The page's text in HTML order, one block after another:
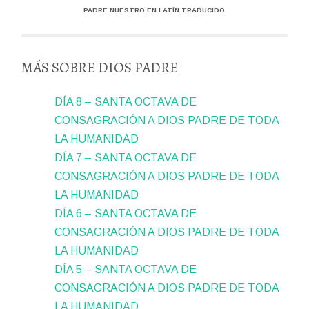
PADRE NUESTRO EN LATÍN TRADUCIDO
MÁS SOBRE DIOS PADRE
DÍA 8 – SANTA OCTAVA DE
CONSAGRACIÓN A DIOS PADRE DE TODA
LA HUMANIDAD
DÍA 7 – SANTA OCTAVA DE
CONSAGRACIÓN A DIOS PADRE DE TODA
LA HUMANIDAD
DÍA 6 – SANTA OCTAVA DE
CONSAGRACIÓN A DIOS PADRE DE TODA
LA HUMANIDAD
DÍA 5 – SANTA OCTAVA DE
CONSAGRACIÓN A DIOS PADRE DE TODA
LA HUMANIDAD